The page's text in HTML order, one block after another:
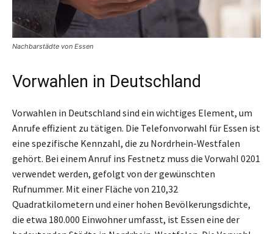
Nachbarstädte von Essen
Vorwahlen in Deutschland
Vorwahlen in Deutschland sind ein wichtiges Element, um
Anrufe effizient zu tätigen. Die Telefonvorwahl für Essen ist
eine spezifische Kennzahl, die zu Nordrhein-Westfalen
gehört. Bei einem Anruf ins Festnetz muss die Vorwahl 0201
verwendet werden, gefolgt von der gewünschten
Rufnummer. Mit einer Fläche von 210,32
Quadratkilometern und einer hohen Bevölkerungsdichte,
die etwa 180.000 Einwohner umfasst, ist Essen eine der